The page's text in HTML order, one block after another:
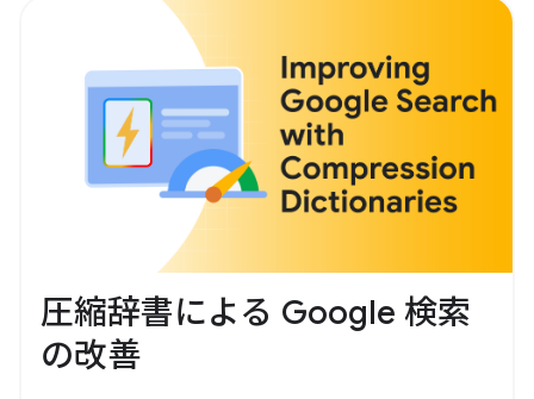
圧縮辞書による Google 検索
の改善